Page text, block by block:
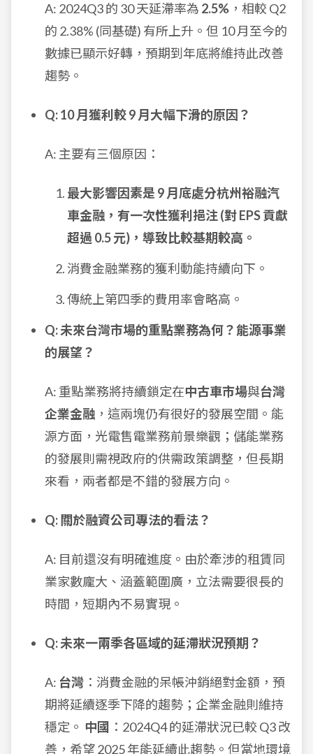
A: 2024Q3 的 30 天延滯率為 2.5% ，相較 Q2
的 2.38% (同基礎) 有所上升。但 10 月至今的
數據已顯示好轉，預期到年底將維持此改善
趨勢。
Q: 10 月獲利較 9 月大幅下滑的原因？
A: 主要有三個原因：
最大影響因素是 9 月底處分杭州裕融汽
車金融，有一次性獲利挹注 (對 EPS 貢獻
超過 0.5 元)，導致比較基期較高。
消費金融業務的獲利動能持續向下。
傳統上第四季的費用率會略高。
Q: 未來台灣市場的重點業務為何？能源事業
的展望？
A: 重點業務將持續鎖定在中古車市場與台灣
企業金融 ，這兩塊仍有很好的發展空間。能
源方面，光電售電業務前景樂觀；儲能業務
的發展則需視政府的供需政策調整，但長期
來看，兩者都是不錯的發展方向。
Q: 關於融資公司專法的看法？
A: 目前還沒有明確進度。由於牽涉的租賃同
業家數龐大、涵蓋範圍廣，立法需要很長的
時間，短期內不易實現。
Q: 未來一兩季各區域的延滯狀況預期？
A: 台灣 ：消費金融的呆帳沖銷絕對金額，預
期將延續逐季下降的趨勢；企業金融則維持
穩定。 中國 ：2024Q4 的延滯狀況已較 Q3 改
善，希望 2025 年能延續此趨勢。但當地環境